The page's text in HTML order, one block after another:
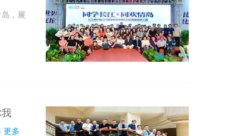
，展
更多